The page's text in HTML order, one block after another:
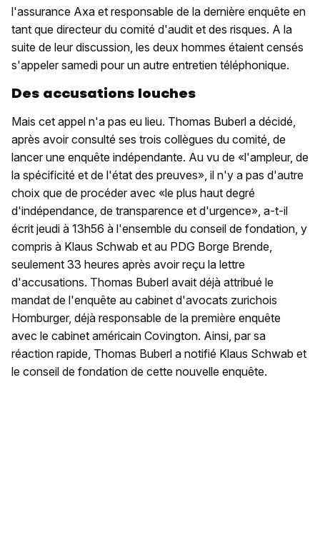
l'assurance Axa et responsable de la dernière enquête en
tant que directeur du comité d'audit et des risques. A la
suite de leur discussion, les deux hommes étaient censés
s'appeler samedi pour un autre entretien téléphonique.
Des accusations louches
Mais cet appel n'a pas eu lieu. Thomas Buberl a décidé,
après avoir consulté ses trois collègues du comité, de
lancer une enquête indépendante. Au vu de «l'ampleur, de
la spécificité et de l'état des preuves», il n'y a pas d'autre
choix que de procéder avec «le plus haut degré
d'indépendance, de transparence et d'urgence», a-t-il
écrit jeudi à 13h56 à l'ensemble du conseil de fondation, y
compris à Klaus Schwab et au PDG Borge Brende,
seulement 33 heures après avoir reçu la lettre
d'accusations. Thomas Buberl avait déjà attribué le
mandat de l'enquête au cabinet d'avocats zurichois
Homburger, déjà responsable de la première enquête
avec le cabinet américain Covington. Ainsi, par sa
réaction rapide, Thomas Buberl a notifié Klaus Schwab et
le conseil de fondation de cette nouvelle enquête.